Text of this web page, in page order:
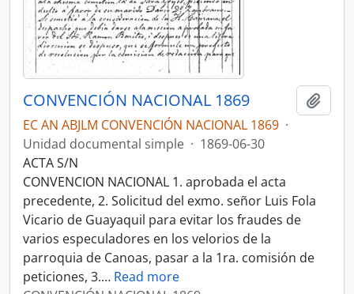
CONVENCIÓN NACIONAL 1869
EC AN ABJLM CONVENCIÓN NACIONAL 1869 ·
Unidad documental simple · 1869-06-30
ACTA S/N
CONVENCION NACIONAL 1. aprobada el acta
precedente, 2. Solicitud del exmo. señor Luis Fola
Vicario de Guayaquil para evitar los fraudes de
varios especuladores en los velorios de la
parroquia de Canoas, pasar a la 1ra. comisión de
peticiones, 3.… Read more